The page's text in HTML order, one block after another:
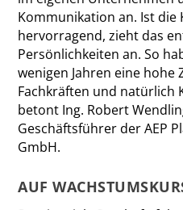
Kommunikation an. Ist
hervorragend, zieht das
Persönlichkeiten an. So
wenigen Jahren eine hohe
Fachkräften und natürlich
betont Ing. Robert
Geschäftsführer der AEP
GmbH.
AUF